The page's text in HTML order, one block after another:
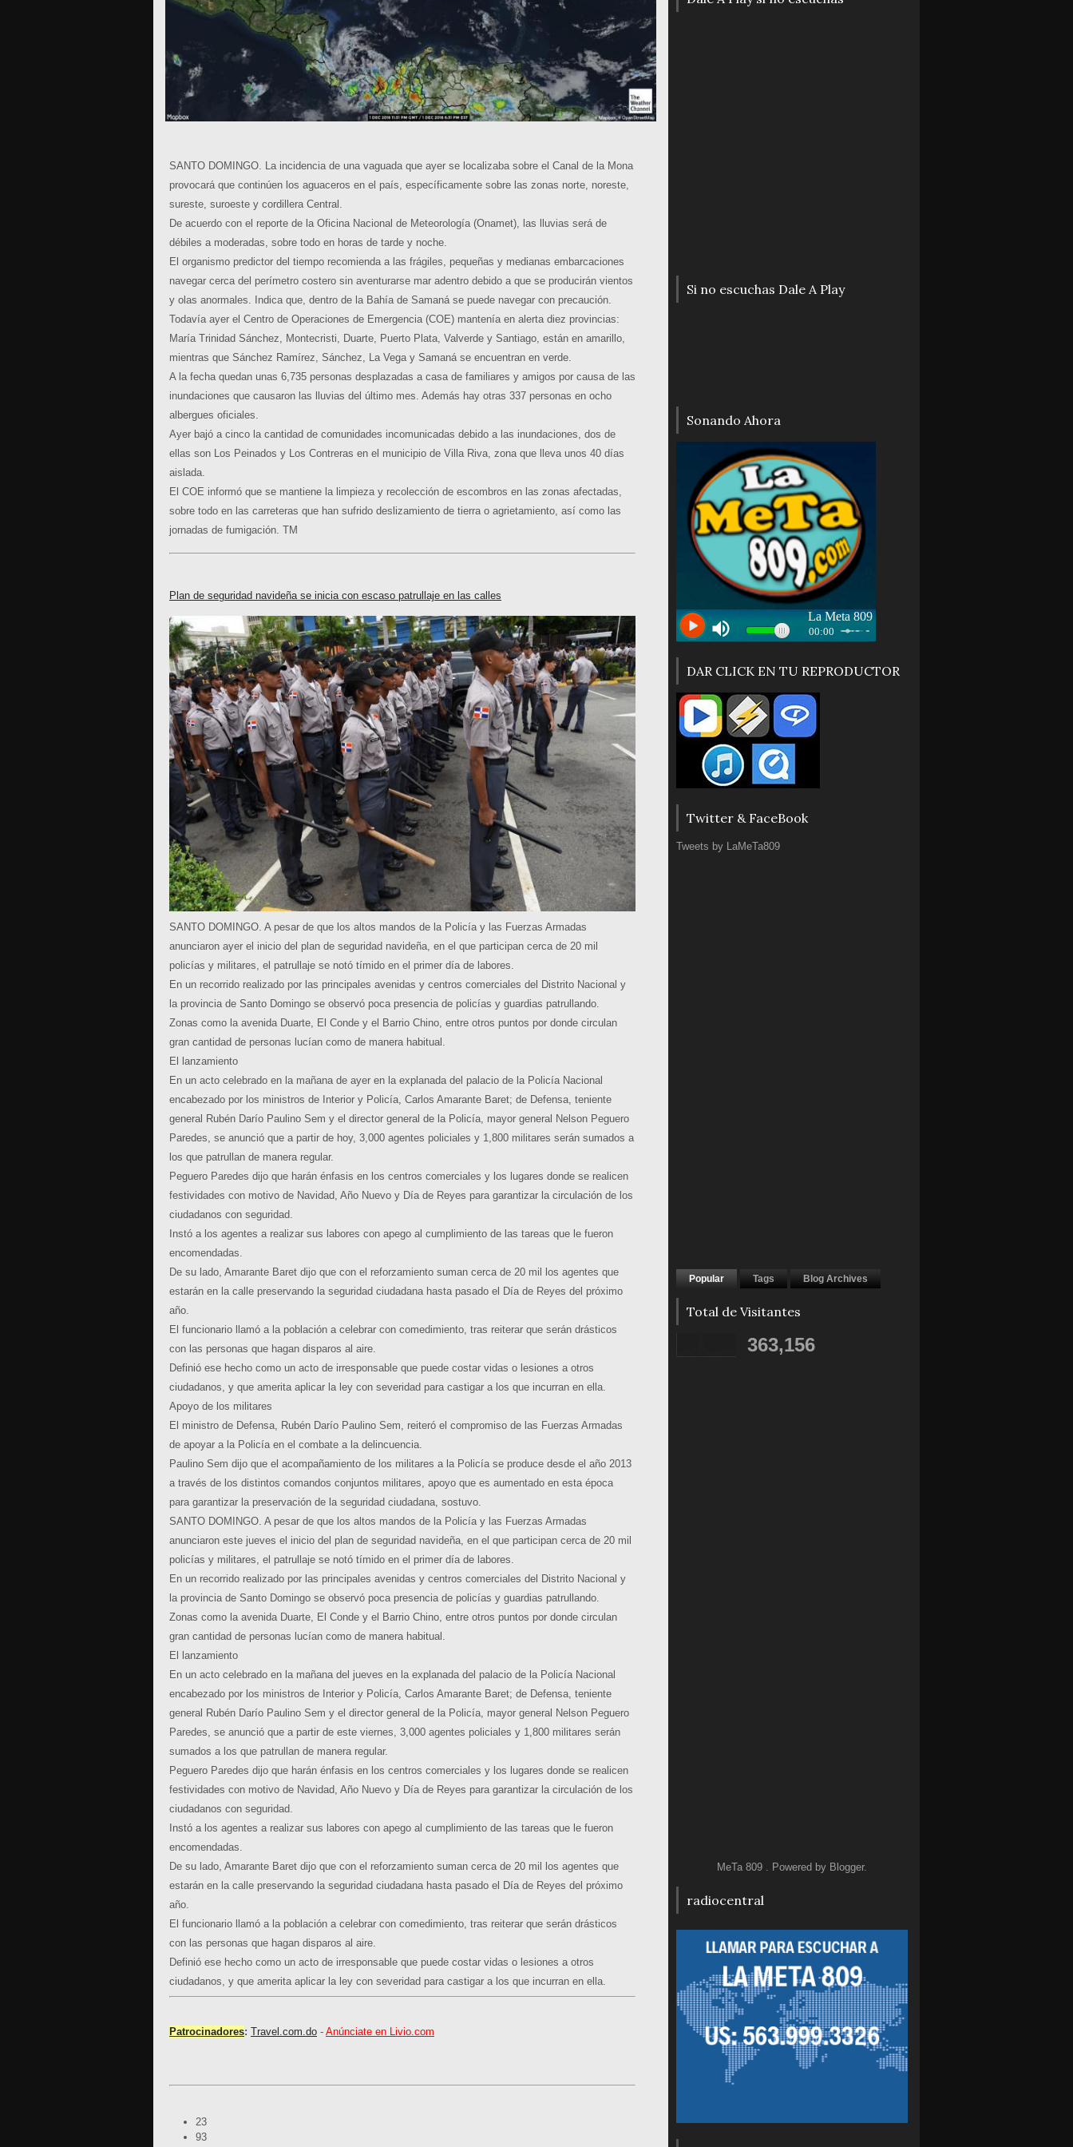
SANTO DOMINGO. La incidencia de una vaguada que ayer se localizaba sobre el Canal de la Mona
provocará que continúen los aguaceros en el país, específicamente sobre las zonas norte, noreste,
sureste, suroeste y cordillera Central.
De acuerdo con el reporte de la Oficina Nacional de Meteorología (Onamet), las lluvias será de
débiles a moderadas, sobre todo en horas de tarde y noche.
El organismo predictor del tiempo recomienda a las frágiles, pequeñas y medianas embarcaciones
navegar cerca del perímetro costero sin aventurarse mar adentro debido a que se producirán vientos
y olas anormales. Indica que, dentro de la Bahía de Samaná se puede navegar con precaución.
Todavía ayer el Centro de Operaciones de Emergencia (COE) mantenía en alerta diez provincias:
María Trinidad Sánchez, Montecristi, Duarte, Puerto Plata, Valverde y Santiago, están en amarillo,
mientras que Sánchez Ramírez, Sánchez, La Vega y Samaná se encuentran en verde.
A la fecha quedan unas 6,735 personas desplazadas a casa de familiares y amigos por causa de las
inundaciones que causaron las lluvias del último mes. Además hay otras 337 personas en ocho
albergues oficiales.
Ayer bajó a cinco la cantidad de comunidades incomunicadas debido a las inundaciones, dos de
ellas son Los Peinados y Los Contreras en el municipio de Villa Riva, zona que lleva unos 40 días
aislada.
El COE informó que se mantiene la limpieza y recolección de escombros en las zonas afectadas,
sobre todo en las carreteras que han sufrido deslizamiento de tierra o agrietamiento, así como las
jornadas de fumigación. TM
Plan de seguridad navideña se inicia con escaso patrullaje en las calles
SANTO DOMINGO. A pesar de que los altos mandos de la Policía y las Fuerzas Armadas
anunciaron ayer el inicio del plan de seguridad navideña, en el que participan cerca de 20 mil
policías y militares, el patrullaje se notó tímido en el primer día de labores.
En un recorrido realizado por las principales avenidas y centros comerciales del Distrito Nacional y
la provincia de Santo Domingo se observó poca presencia de policías y guardias patrullando.
Zonas como la avenida Duarte, El Conde y el Barrio Chino, entre otros puntos por donde circulan
gran cantidad de personas lucían como de manera habitual.
El lanzamiento
En un acto celebrado en la mañana de ayer en la explanada del palacio de la Policía Nacional
encabezado por los ministros de Interior y Policía, Carlos Amarante Baret; de Defensa, teniente
general Rubén Darío Paulino Sem y el director general de la Policía, mayor general Nelson Peguero
Paredes, se anunció que a partir de hoy, 3,000 agentes policiales y 1,800 militares serán sumados a
los que patrullan de manera regular.
Peguero Paredes dijo que harán énfasis en los centros comerciales y los lugares donde se realicen
festividades con motivo de Navidad, Año Nuevo y Día de Reyes para garantizar la circulación de los
ciudadanos con seguridad.
Instó a los agentes a realizar sus labores con apego al cumplimiento de las tareas que le fueron
encomendadas.
De su lado, Amarante Baret dijo que con el reforzamiento suman cerca de 20 mil los agentes que
estarán en la calle preservando la seguridad ciudadana hasta pasado el Día de Reyes del próximo
año.
El funcionario llamó a la población a celebrar con comedimiento, tras reiterar que serán drásticos
con las personas que hagan disparos al aire.
Definió ese hecho como un acto de irresponsable que puede costar vidas o lesiones a otros
ciudadanos, y que amerita aplicar la ley con severidad para castigar a los que incurran en ella.
Apoyo de los militares
El ministro de Defensa, Rubén Darío Paulino Sem, reiteró el compromiso de las Fuerzas Armadas
de apoyar a la Policía en el combate a la delincuencia.
Paulino Sem dijo que el acompañamiento de los militares a la Policía se produce desde el año 2013
a través de los distintos comandos conjuntos militares, apoyo que es aumentado en esta época
para garantizar la preservación de la seguridad ciudadana, sostuvo.
SANTO DOMINGO. A pesar de que los altos mandos de la Policía y las Fuerzas Armadas
anunciaron este jueves el inicio del plan de seguridad navideña, en el que participan cerca de 20 mil
policías y militares, el patrullaje se notó tímido en el primer día de labores.
En un recorrido realizado por las principales avenidas y centros comerciales del Distrito Nacional y
la provincia de Santo Domingo se observó poca presencia de policías y guardias patrullando.
Zonas como la avenida Duarte, El Conde y el Barrio Chino, entre otros puntos por donde circulan
gran cantidad de personas lucían como de manera habitual.
El lanzamiento
En un acto celebrado en la mañana del jueves en la explanada del palacio de la Policía Nacional
encabezado por los ministros de Interior y Policía, Carlos Amarante Baret; de Defensa, teniente
general Rubén Darío Paulino Sem y el director general de la Policía, mayor general Nelson Peguero
Paredes, se anunció que a partir de este viernes, 3,000 agentes policiales y 1,800 militares serán
sumados a los que patrullan de manera regular.
Peguero Paredes dijo que harán énfasis en los centros comerciales y los lugares donde se realicen
festividades con motivo de Navidad, Año Nuevo y Día de Reyes para garantizar la circulación de los
ciudadanos con seguridad.
Instó a los agentes a realizar sus labores con apego al cumplimiento de las tareas que le fueron
encomendadas.
De su lado, Amarante Baret dijo que con el reforzamiento suman cerca de 20 mil los agentes que
estarán en la calle preservando la seguridad ciudadana hasta pasado el Día de Reyes del próximo
año.
El funcionario llamó a la población a celebrar con comedimiento, tras reiterar que serán drásticos
con las personas que hagan disparos al aire.
Definió ese hecho como un acto de irresponsable que puede costar vidas o lesiones a otros
ciudadanos, y que amerita aplicar la ley con severidad para castigar a los que incurran en ella.
Patrocinadores: Travel.com.do - Anúnciate en Livio.com
23
93
Si no escuchas Dale A Play
Sonando Ahora
DAR CLICK EN TU REPRODUCTOR
Twitter & FaceBook
Tweets by LaMeTa809
Popular Tags Blog Archives
Total de Visitantes
363,156
MeTa 809 . Powered by Blogger.
radiocentral